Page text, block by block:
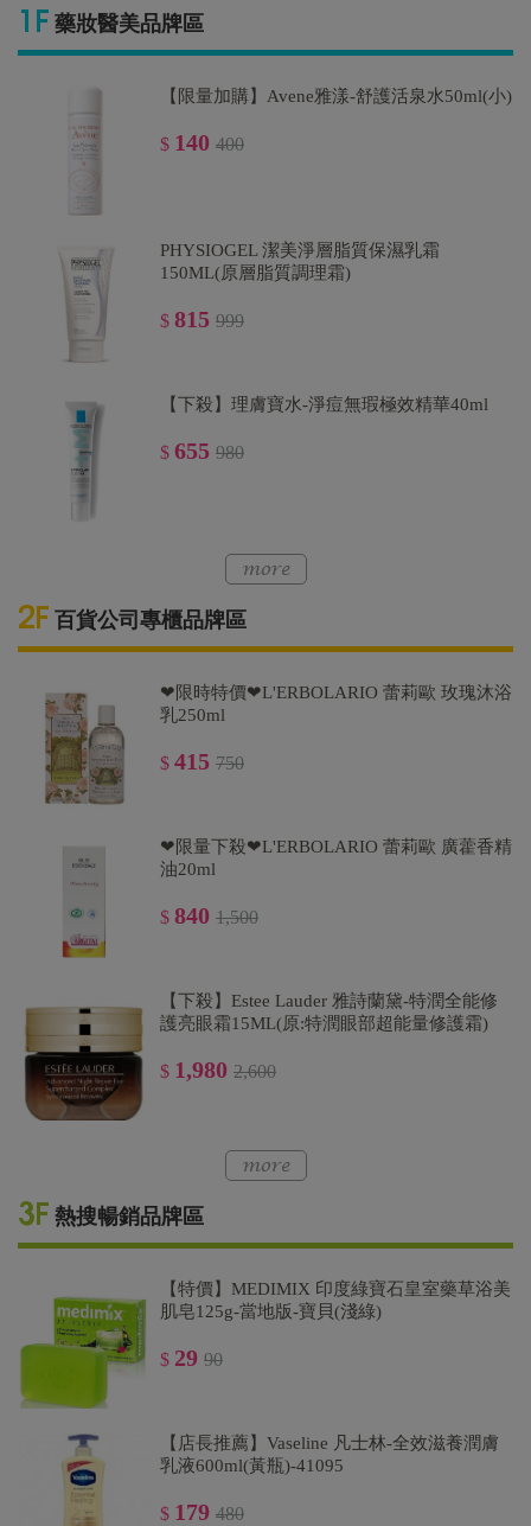
$660
【下殺】娜芙 防曬保養-防曬隔離霜 SPF35
【下殺67折】理膚寶水-全護清爽防曬液
SPF50 UVA PRO 潤色30ml(一般/敏感)
$ 660 990
藥妝醫美品牌區
【限量加購】Avene雅漾-舒護活泉水50ml(小)
$ 140 400
PHYSIOGEL 潔美淨層脂質保濕乳霜
150ML(原層脂質調理霜)
$ 815 999
【下殺】理膚寶水-淨痘無瑕極效精華40ml
$ 655 980
百貨公司專櫃品牌區
❤限時特價❤L'ERBOLARIO 蕾莉歐 玫瑰沐浴
乳250ml
$ 415 750
❤限量下殺❤L'ERBOLARIO 蕾莉歐 廣藿香精
油20ml
$ 840 1,500
【下殺】Estee Lauder 雅詩蘭黛-特潤全能修
護亮眼霜15ML(原:特潤眼部超能量修護霜)
$ 1,980 2,600
熱搜暢銷品牌區
【特價】MEDIMIX 印度綠寶石皇室藥草浴美
肌皂125g-當地版-寶貝(淺綠)
$ 29 90
【店長推薦】Vaseline 凡士林-全效滋養潤膚
乳液600ml(黃瓶)-41095
$ 179 480